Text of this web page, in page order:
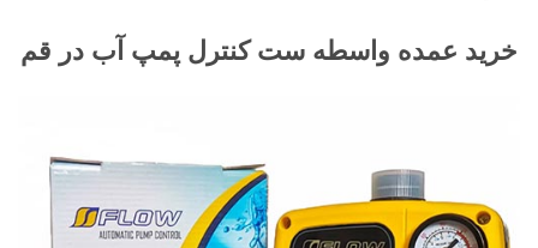
خرید عمده واسطه ست کنترل پمپ آب در قم